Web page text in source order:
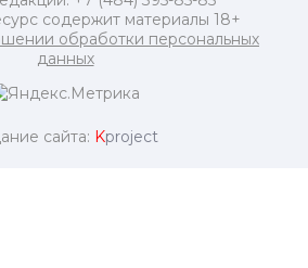
содержит материалы 18+
обработки персональных
данных
сайта: Kproject